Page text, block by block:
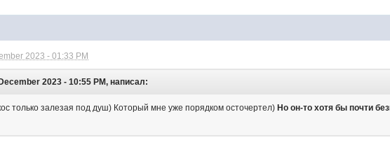
2023 - 01:33 PM
2023 - 10:55 PM, написал:
только залезая под душ) Который мне уже порядком осточертел) Но он-то хотя бы почти